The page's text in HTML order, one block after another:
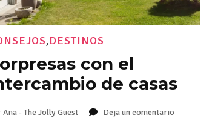
,DESTINOS
con el
de casas
Ana - The Jolly Guest Deja un comentario